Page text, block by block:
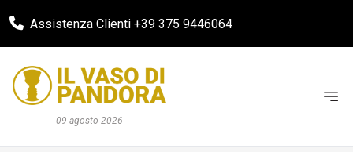
Assistenza Clienti +39 375 9446064
09 agosto 2026